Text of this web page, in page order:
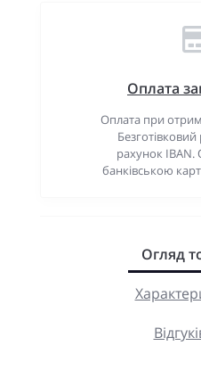
Оплата
Оплата при
рахунок IBAN.
банківською
Огляд